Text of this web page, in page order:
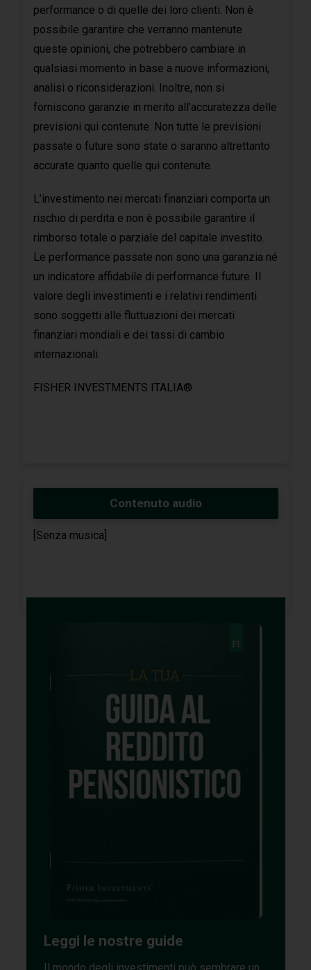
performance o di quelle dei loro clienti. Non è
possibile garantire che verranno mantenute
queste opinioni, che potrebbero cambiare in
qualsiasi momento in base a nuove informazioni,
analisi o riconsiderazioni. Inoltre, non si
forniscono garanzie in merito all’accuratezza delle
previsioni qui contenute. Non tutte le previsioni
passate o future sono state o saranno altrettanto
accurate quanto quelle qui contenute.
L’investimento nei mercati finanziari comporta un
rischio di perdita e non è possibile garantire il
rimborso totale o parziale del capitale investito.
Le performance passate non sono una garanzia né
un indicatore affidabile di performance future. Il
valore degli investimenti e i relativi rendimenti
sono soggetti alle fluttuazioni dei mercati
finanziari mondiali e dei tassi di cambio
internazionali.
FISHER INVESTMENTS ITALIA®
Contenuto audio
[Senza musica]
Leggi le nostre guide